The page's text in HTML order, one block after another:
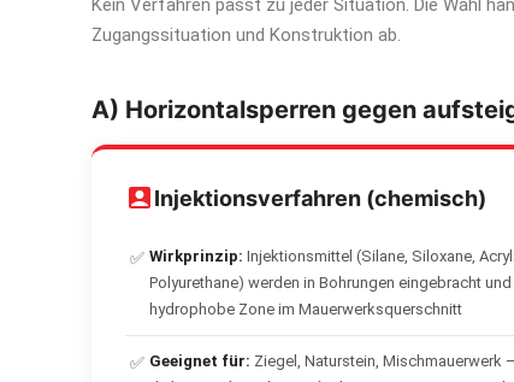
Kein Verfahren passt zu jeder Situation. Die Wahl
Zugangssituation und Konstruktion ab.
A) Horizontalsperren gegen
Injektionsverfahren (chemisch)
✅ Wirkprinzip: Injektionsmittel (Silane, Siloxane,
Polyurethane) werden in Bohrungen eingebracht
hydrophobe Zone im Mauerwerksquerschnitt
✅ Geeignet für: Ziegel, Naturstein, Mischmauerwerk